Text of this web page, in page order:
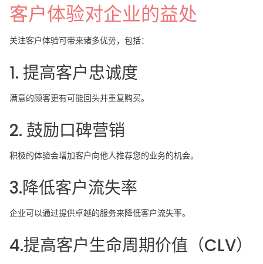
客户体验对企业的益处
关注客户体验可带来诸多优势，包括：
1. 提高客户忠诚度
满意的顾客更有可能回头并重复购买。
2. 鼓励口碑营销
积极的体验会增加客户向他人推荐您的业务的机会。
3.降低客户流失率
企业可以通过提供卓越的服务来降低客户流失率。
4.提高客户生命周期价值（CLV）